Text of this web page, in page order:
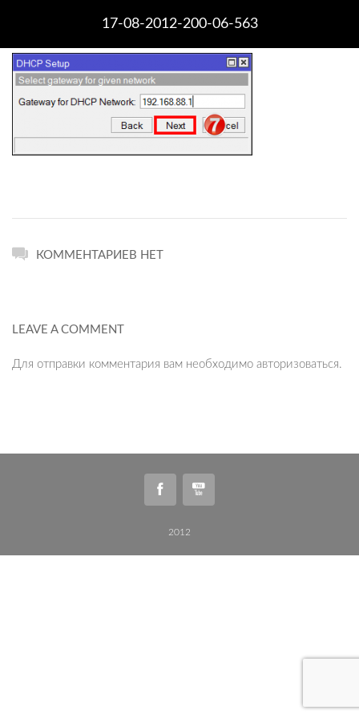
17-08-2012-200-06-563
КОММЕНТАРИЕВ НЕТ
LEAVE A COMMENT
Для отправки комментария вам необходимо авторизоваться.
2012